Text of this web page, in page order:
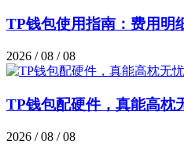
TP钱包使用指南：费用明
2026 / 08 / 08
TP钱包配硬件，真能高枕
2026 / 08 / 08